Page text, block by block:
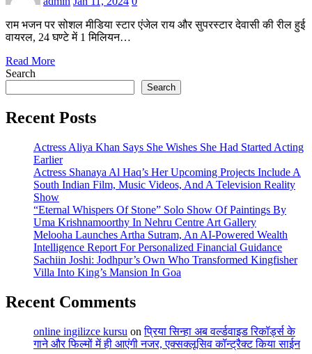
राम भजन पर सोशल मीडिया स्टार एंजेल राय और सुपरस्टार देवासी की रील हुई
वायरल, 24 घण्टे में 1 मिलियन…
Read More
Search
Search
Recent Posts
Actress Aliya Khan Says She Wishes She Had Started Acting
Earlier
Actress Shanaya Al Haq’s Her Upcoming Projects Include A
South Indian Film, Music Videos, And A Television Reality
Show
“Eternal Whispers Of Stone” Solo Show Of Paintings By
Uma Krishnamoorthy In Nehru Centre Art Gallery
Melooha Launches Artha Sutram, An AI-Powered Wealth
Intelligence Report For Personalized Financial Guidance
Sachiin Joshi: Jodhpur’s Own Who Transformed Kingfisher
Villa Into King’s Mansion In Goa
Recent Comments
online ingilizce kursu onप्रिया सिन्हा अब वर्ल्डवाइड रिकॉर्ड्स के
गाने और फिल्मों में ही आएंगी नजर, एक्सक्लूसिव कॉन्ट्रैक्ट किया साईन